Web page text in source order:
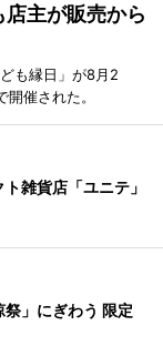
主が販売から
も縁日」が8月2
催された。
雑貨店「ユニテ」
」にぎわう 限定